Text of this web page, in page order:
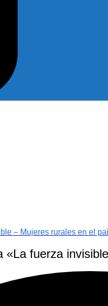
– Mujeres rurales en el
fuerza